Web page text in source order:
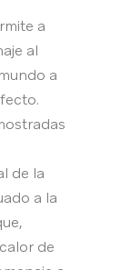
a
al
a
de la
a la
de